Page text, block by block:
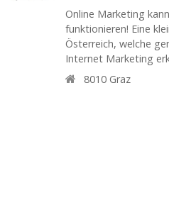
Online Marketing
funktionieren! Eine
Österreich, welche
Internet Marketing
8010 Graz